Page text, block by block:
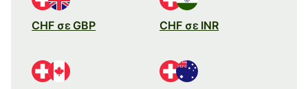
CHF σε GBP CHF σε INR